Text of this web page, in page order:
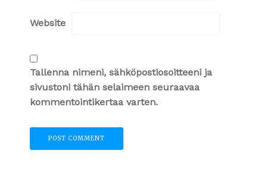
Website
Tallenna nimeni, sähköpostiosoitteeni ja
sivustoni tähän selaimeen seuraavaa
kommentointikertaa varten.